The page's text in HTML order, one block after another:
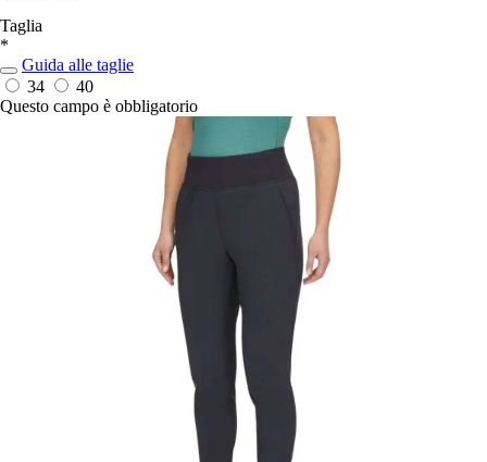
Taglia
*
Guida alle taglie
34
40
Questo campo è obbligatorio